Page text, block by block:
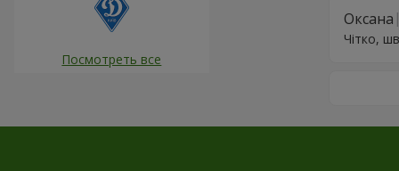
Оксана
Чітко,
Посмотреть все